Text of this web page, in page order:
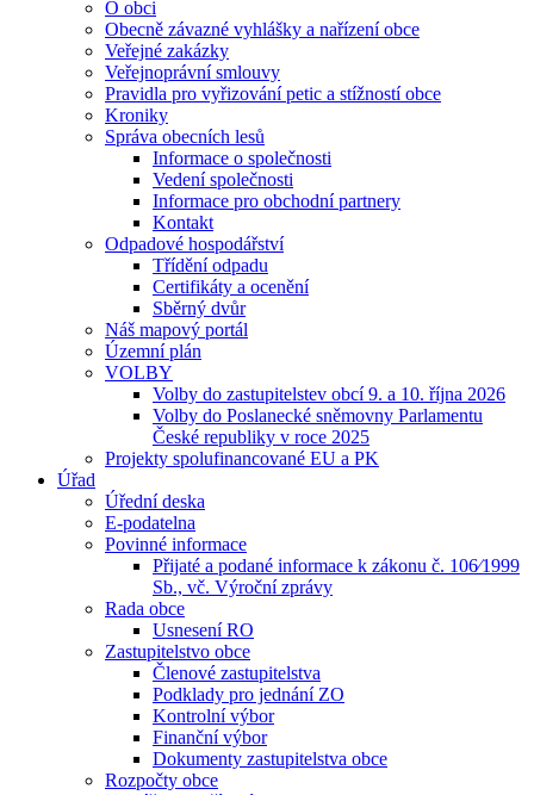
O obci
Obecně závazné vyhlášky a nařízení obce
Veřejné zakázky
Veřejnoprávní smlouvy
Pravidla pro vyřizování petic a stížností obce
Kroniky
Správa obecních lesů
Informace o společnosti
Vedení společnosti
Informace pro obchodní partnery
Kontakt
Odpadové hospodářství
Třídění odpadu
Certifikáty a ocenění
Sběrný dvůr
Náš mapový portál
Územní plán
VOLBY
Volby do zastupitelstev obcí 9. a 10. října 2026
Volby do Poslanecké sněmovny Parlamentu
České republiky v roce 2025
Projekty spolufinancované EU a PK
Úřad
Úřední deska
E-podatelna
Povinné informace
Přijaté a podané informace k zákonu č. 106⁄1999
Sb., vč. Výroční zprávy
Rada obce
Usnesení RO
Zastupitelstvo obce
Členové zastupitelstva
Podklady pro jednání ZO
Kontrolní výbor
Finanční výbor
Dokumenty zastupitelstva obce
Rozpočty obce